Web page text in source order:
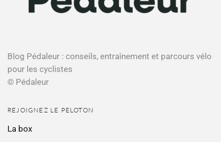
Blog Pédaleur : conseils, entraînement et parcours vélo
pour les cyclistes
© Pédaleur
REJOIGNEZ LE PELOTON
La box